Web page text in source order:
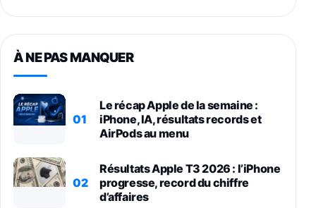
À NE PAS MANQUER
01
Le récap Apple de la semaine :
iPhone, IA, résultats records et
AirPods au menu
02
Résultats Apple T3 2026 : l’iPhone
progresse, record du chiffre
d’affaires